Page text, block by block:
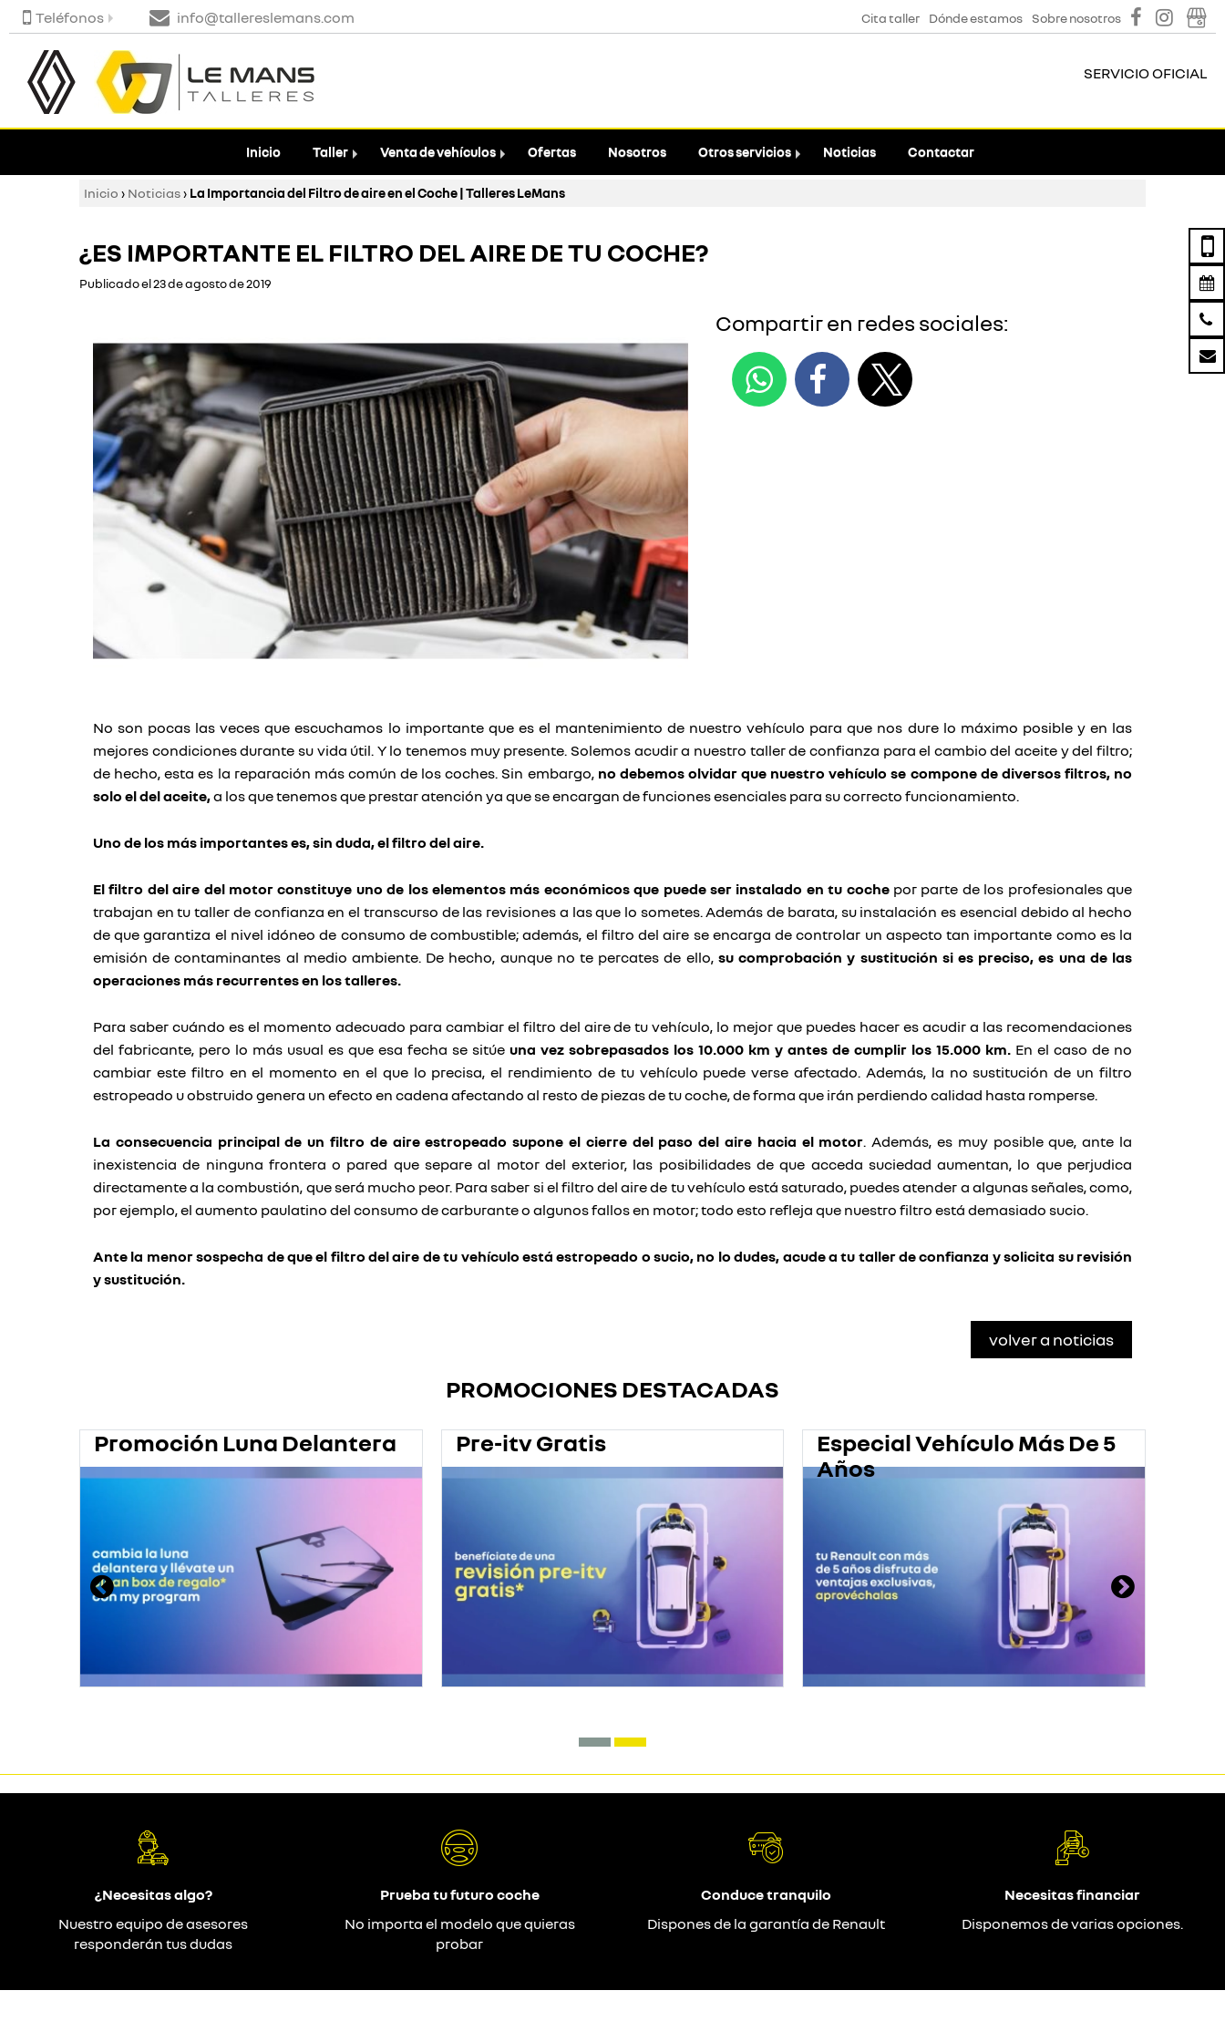
Teléfonos info@tallereslemans.com Cita taller Dónde estamos Sobre nosotros
SERVICIO OFICIAL
Inicio Taller Venta de vehículos Ofertas Nosotros Otros servicios Noticias Contactar
Inicio › Noticias› La Importancia del Filtro de aire en el Coche | Talleres LeMans
¿ES IMPORTANTE EL FILTRO DEL AIRE DE TU COCHE?
Publicado el 23 de agosto de 2019
Compartir en redes sociales:
No son pocas las veces que escuchamos lo importante que es el mantenimiento de nuestro vehículo para que nos dure lo máximo posible y en las
mejores condiciones durante su vida útil. Y lo tenemos muy presente. Solemos acudir a nuestro taller de confianza para el cambio del aceite y del filtro;
de hecho, esta es la reparación más común de los coches. Sin embargo, no debemos olvidar que nuestro vehículo se compone de diversos filtros, no
solo el del aceite,a los que tenemos que prestar atención ya que se encargan de funciones esenciales para su correcto funcionamiento.
Uno de los más importantes es, sin duda, el filtro del aire.
El filtro del aire del motor constituye uno de los elementos más económicos que puede ser instalado en tu cochepor parte de los profesionales que
trabajan en tu taller de confianza en el transcurso de las revisiones a las que lo sometes. Además de barata, su instalación es esencial debido al hecho
de que garantiza el nivel idóneo de consumo de combustible; además, el filtro del aire se encarga de controlar un aspecto tan importante como es la
emisión de contaminantes al medio ambiente. De hecho, aunque no te percates de ello, su comprobación y sustitución si es preciso, es una de las
operaciones más recurrentes en los talleres.
Para saber cuándo es el momento adecuado para cambiar el filtro del aire de tu vehículo, lo mejor que puedes hacer es acudir a las recomendaciones
del fabricante, pero lo más usual es que esa fecha se sitúe una vez sobrepasados los 10.000 km y antes de cumplir los 15.000 km. En el caso de no
cambiar este filtro en el momento en el que lo precisa, el rendimiento de tu vehículo puede verse afectado. Además, la no sustitución de un filtro
estropeado u obstruido genera un efecto en cadena afectando al resto de piezas de tu coche, de forma que irán perdiendo calidad hasta romperse.
La consecuencia principal de un filtro de aire estropeado supone el cierre del paso del aire hacia el motor. Además, es muy posible que, ante la
inexistencia de ninguna frontera o pared que separe al motor del exterior, las posibilidades de que acceda suciedad aumentan, lo que perjudica
directamente a la combustión, que será mucho peor. Para saber si el filtro del aire de tu vehículo está saturado, puedes atender a algunas señales, como,
por ejemplo, el aumento paulatino del consumo de carburante o algunos fallos en motor; todo esto refleja que nuestro filtro está demasiado sucio.
Ante la menor sospecha de que el filtro del aire de tu vehículo está estropeado o sucio, no lo dudes, acude a tu taller de confianza y solicita su revisión
y sustitución.
volver a noticias
PROMOCIONES DESTACADAS
Promoción Luna Delantera
Pre-itv Gratis
Especial Vehículo Más De 5
Años
¿Necesitas algo?
Nuestro equipo de asesores
responderán tus dudas
Prueba tu futuro coche
No importa el modelo que quieras
probar
Conduce tranquilo
Dispones de la garantía de Renault
Necesitas financiar
Disponemos de varias opciones.